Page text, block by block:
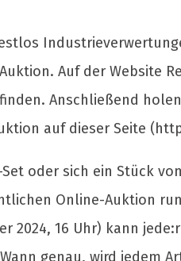
Auf der Website
Anschließend
auf dieser Seite
oder sich ein Stück
Online-Auktion
2024, 16 Uhr) kann
genau, wird jedem